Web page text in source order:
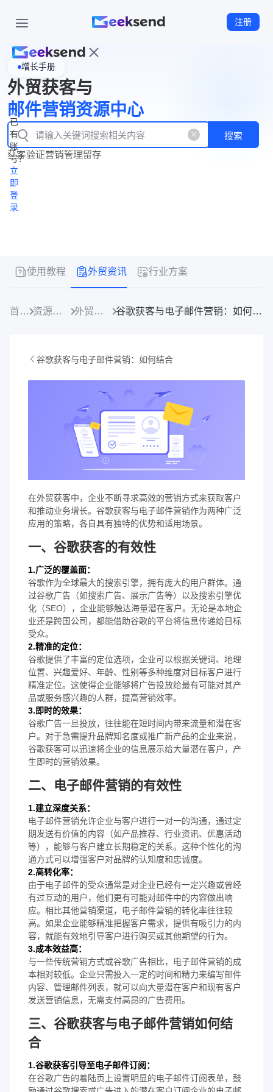
注册
页
WhatsApp
企业号
New
产
品
功
能
产
品
价
格
资
源
中
心
立
即
注
册
已
有
账
号？
立
即
登
录
增长手册
外贸获客与
邮件营销资源中心
搜索
获客验证营销管理留存
使用教程 外贸资讯 行业方案
首页 资源中心 外贸资讯 谷歌获客与电子邮件营销：如何结合
谷歌获客与电子邮件营销：如何结合
在外贸获客中，企业不断寻求高效的营销方式来获取客户
和推动业务增长。谷歌获客与电子邮件营销作为两种广泛
应用的策略，各自具有独特的优势和适用场景。
一、谷歌获客的有效性
1.广泛的覆盖面：
谷歌作为全球最大的搜索引擎，拥有庞大的用户群体。通
过谷歌广告（如搜索广告、展示广告等）以及搜索引擎优
化（SEO），企业能够触达海量潜在客户。无论是本地企
业还是跨国公司，都能借助谷歌的平台将信息传递给目标
受众。
2.精准的定位：
谷歌提供了丰富的定位选项，企业可以根据关键词、地理
位置、兴趣爱好、年龄、性别等多种维度对目标客户进行
精准定位。这使得企业能够将广告投放给最有可能对其产
品或服务感兴趣的人群，提高营销效率。
3.即时的效果：
谷歌广告一旦投放，往往能在短时间内带来流量和潜在客
户。对于急需提升品牌知名度或推广新产品的企业来说，
谷歌获客可以迅速将企业的信息展示给大量潜在客户，产
生即时的营销效果。
二、电子邮件营销的有效性
1.建立深度关系：
电子邮件营销允许企业与客户进行一对一的沟通，通过定
期发送有价值的内容（如产品推荐、行业资讯、优惠活动
等），能够与客户建立长期稳定的关系。这种个性化的沟
通方式可以增强客户对品牌的认知度和忠诚度。
2.高转化率：
由于电子邮件的受众通常是对企业已经有一定兴趣或曾经
有过互动的用户，他们更有可能对邮件中的内容做出响
应。相比其他营销渠道，电子邮件营销的转化率往往较
高。如果企业能够精准把握客户需求，提供有吸引力的内
容，就能有效地引导客户进行购买或其他期望的行为。
3.成本效益高：
与一些传统营销方式或谷歌广告相比，电子邮件营销的成
本相对较低。企业只需投入一定的时间和精力来编写邮件
内容、管理邮件列表，就可以向大量潜在客户和现有客户
发送营销信息，无需支付高昂的广告费用。
三、谷歌获客与电子邮件营销如何结
合
1.谷歌获客引导至电子邮件订阅：
在谷歌广告的着陆页上设置明显的电子邮件订阅表单，鼓